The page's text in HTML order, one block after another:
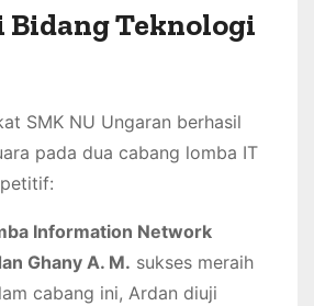
Bidang Teknologi
SMK NU Ungaran berhasil
pada dua cabang lomba IT
Information Network
Ghany A. M. sukses meraih
cabang ini, Ardan diuji